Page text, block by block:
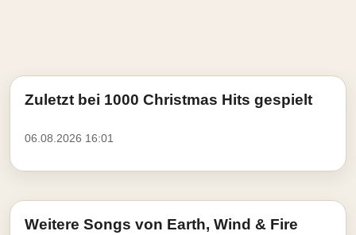
Zuletzt bei 1000 Christmas Hits gespielt
06.08.2026 16:01
Weitere Songs von Earth, Wind & Fire